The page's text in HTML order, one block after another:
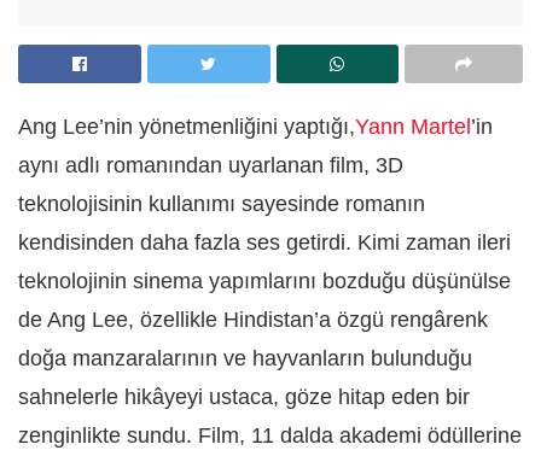
Ang Lee’nin yönetmenliğini yaptığı,Yann Martel’in
aynı adlı romanından uyarlanan film, 3D
teknolojisinin kullanımı sayesinde romanın
kendisinden daha fazla ses getirdi. Kimi zaman ileri
teknolojinin sinema yapımlarını bozduğu düşünülse
de Ang Lee, özellikle Hindistan’a özgü rengârenk
doğa manzaralarının ve hayvanların bulunduğu
sahnelerle hikâyeyi ustaca, göze hitap eden bir
zenginlikte sundu. Film, 11 dalda akademi ödüllerine